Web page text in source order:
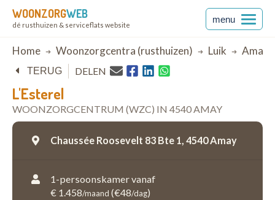
WOONZORGWEB
dé rusthuizen & serviceflats website
menu
Breadcrumb
Home Woonzorgcentra (rusthuizen) Luik Amay
L'Esterel
WOONZORGCENTRUM (WZC) IN 4540 AMAY
TERUG DELEN
Chaussée Roosevelt 83 Bte 1, 4540 Amay
1-persoonskamer vanaf
€ 1.458/maand (€48/dag)